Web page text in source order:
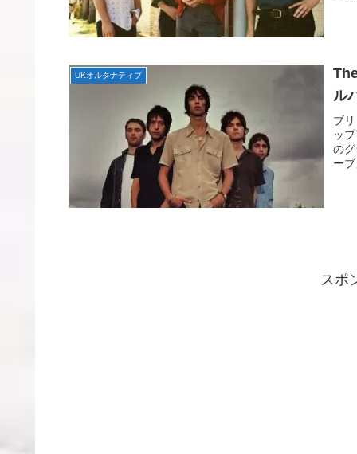
UKオルタナティブ
ル
ブ
ッ
の
ー
スポ